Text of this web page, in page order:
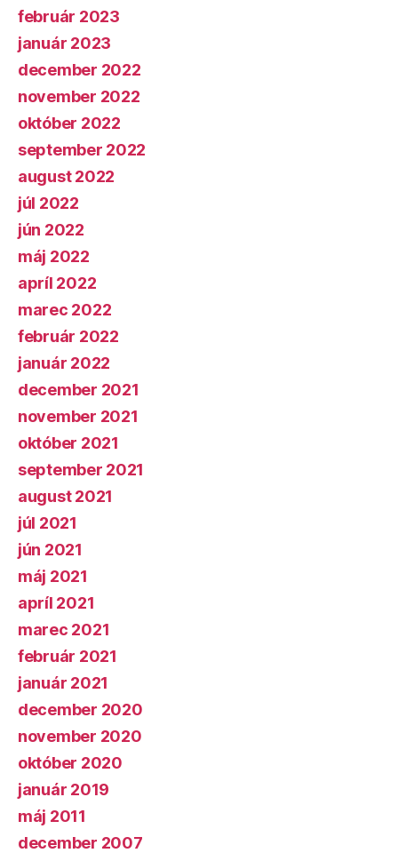
február 2023
január 2023
december 2022
november 2022
október 2022
september 2022
august 2022
júl 2022
jún 2022
máj 2022
apríl 2022
marec 2022
február 2022
január 2022
december 2021
november 2021
október 2021
september 2021
august 2021
júl 2021
jún 2021
máj 2021
apríl 2021
marec 2021
február 2021
január 2021
december 2020
november 2020
október 2020
január 2019
máj 2011
december 2007